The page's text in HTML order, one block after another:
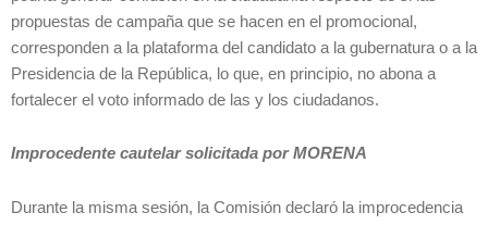
propuestas de campaña que se hacen en el promocional,
corresponden a la plataforma del candidato a la gubernatura o a la
Presidencia de la República, lo que, en principio, no abona a
fortalecer el voto informado de las y los ciudadanos.
Improcedente cautelar solicitada por MORENA
Durante la misma sesión, la Comisión declaró la improcedencia